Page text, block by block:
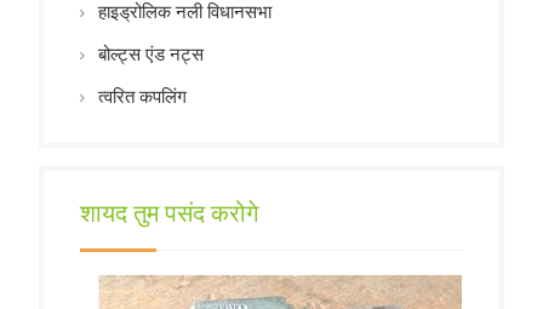
हाइड्रोलिक नली विधानसभा
बोल्ट्स एंड नट्स
त्वरित कपलिंग
शायद तुम पसंद करोगे